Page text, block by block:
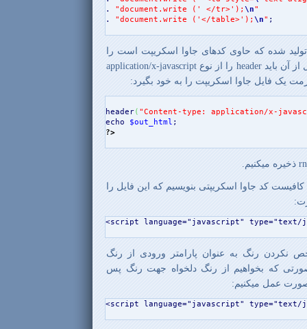
. "document.write (' </tr>'); \n"
. "document.write ('</table>'); \n" ;
شده که حاوی کدهای جاوا اسکریپت است را
به خروجی ارسال کنیم. البته قبل از آن باید header را از نوع application/x-javascript
یک فایل جاوا اسکریپت را به خود بگیرد:
header( "Content-type: application/x-
echo
$out_html
?>
کافیست کد جاوا اسکریپتی بنویسیم که این فایل را
<script language="javascript" type="text/
نکردن رنگ به عنوان پارامتر ورودی از رنگ
که بخواهیم از رنگ دلخواه جهت رنگ پس
صورت عمل میکنیم:
<script language="javascript" type="text/